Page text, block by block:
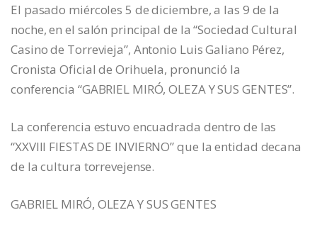
El pasado miércoles 5 de diciembre, a las 9 de la
noche, en el salón principal de la “Sociedad Cultural
Casino de Torrevieja”, Antonio Luis Galiano Pérez,
Cronista Oficial de Orihuela, pronunció la
conferencia “GABRIEL MIRÓ, OLEZA Y SUS GENTES”.
La conferencia estuvo encuadrada dentro de las
“XXVIII FIESTAS DE INVIERNO” que la entidad decana
de la cultura torrevejense.
GABRIEL MIRÓ, OLEZA Y SUS GENTES